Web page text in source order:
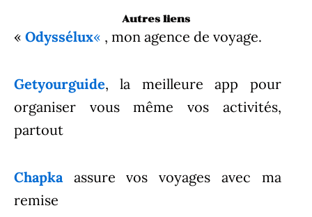
Autres liens
« Odyssélux« , mon agence de voyage.
Getyourguide, la meilleure app pour
organiser vous même vos activités,
partout
Chapkaassure vos voyages avec ma
remise